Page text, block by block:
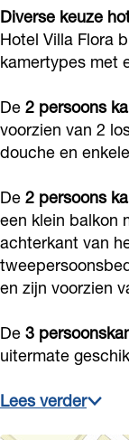
a
l
o
r
F
l
o
a
a
a
F
l
r
a
Diverse keuze
Hotel Villa Flora
kamertypes met
De 2 persoons
voorzien van 2
douche en
De 2 persoons
een klein balkon
achterkant van
en zijn voorzien
De 3
uitermate
Lees verder